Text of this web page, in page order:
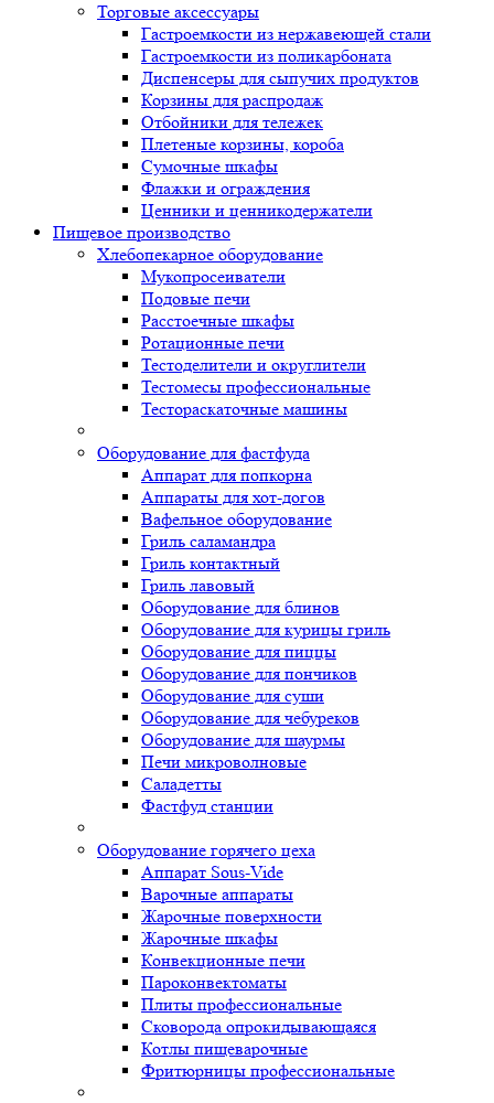
Торговые аксессуары
Гастроемкости из нержавеющей стали
Гастроемкости из поликарбоната
Диспенсеры для сыпучих продуктов
Корзины для распродаж
Отбойники для тележек
Плетеные корзины, короба
Сумочные шкафы
Флажки и ограждения
Ценники и ценникодержатели
Пищевое производство
Хлебопекарное оборудование
Мукопросеиватели
Подовые печи
Расстоечные шкафы
Ротационные печи
Тестоделители и округлители
Тестомесы профессиональные
Тестораскаточные машины
Оборудование для фастфуда
Аппарат для попкорна
Аппараты для хот-догов
Вафельное оборудование
Гриль саламандра
Гриль контактный
Гриль лавовый
Оборудование для блинов
Оборудование для курицы гриль
Оборудование для пиццы
Оборудование для пончиков
Оборудование для суши
Оборудование для чебуреков
Оборудование для шаурмы
Печи микроволновые
Саладетты
Фастфуд станции
Оборудование горячего цеха
Аппарат Sous-Vide
Варочные аппараты
Жарочные поверхности
Жарочные шкафы
Конвекционные печи
Пароконвектоматы
Плиты профессиональные
Сковорода опрокидывающаяся
Котлы пищеварочные
Фритюрницы профессиональные